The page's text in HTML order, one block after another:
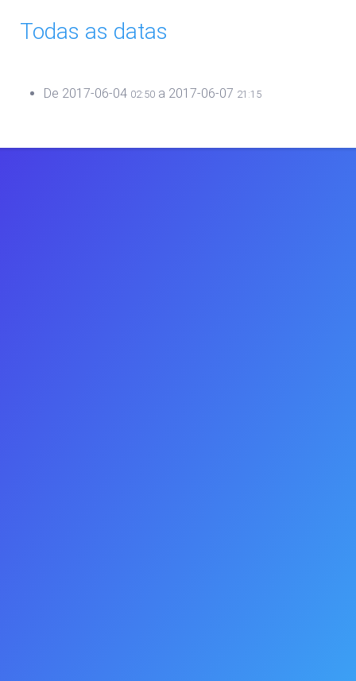
Todas as datas
De 2017-06-04 02:50 a 2017-06-07 21:15